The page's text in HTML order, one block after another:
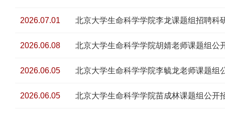
2026.07.01 北京大学生命科学学院李龙课题组招聘科
2026.06.08 北京大学生命科学学院胡婧老师课题组公
2026.06.05 北京大学生命科学学院李毓龙老师课题组
2026.06.05 北京大学生命科学学院苗成林课题组公开